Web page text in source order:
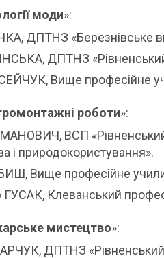
моди»:
ДПТНЗ «Березнівське
ДПТНЗ «Рівненський
Вище професійне
роботи»:
ВСП «Рівненський
і природокористування».
Вище професійне
Клеванський
мистецтво»:
ДПТНЗ «Рівненський